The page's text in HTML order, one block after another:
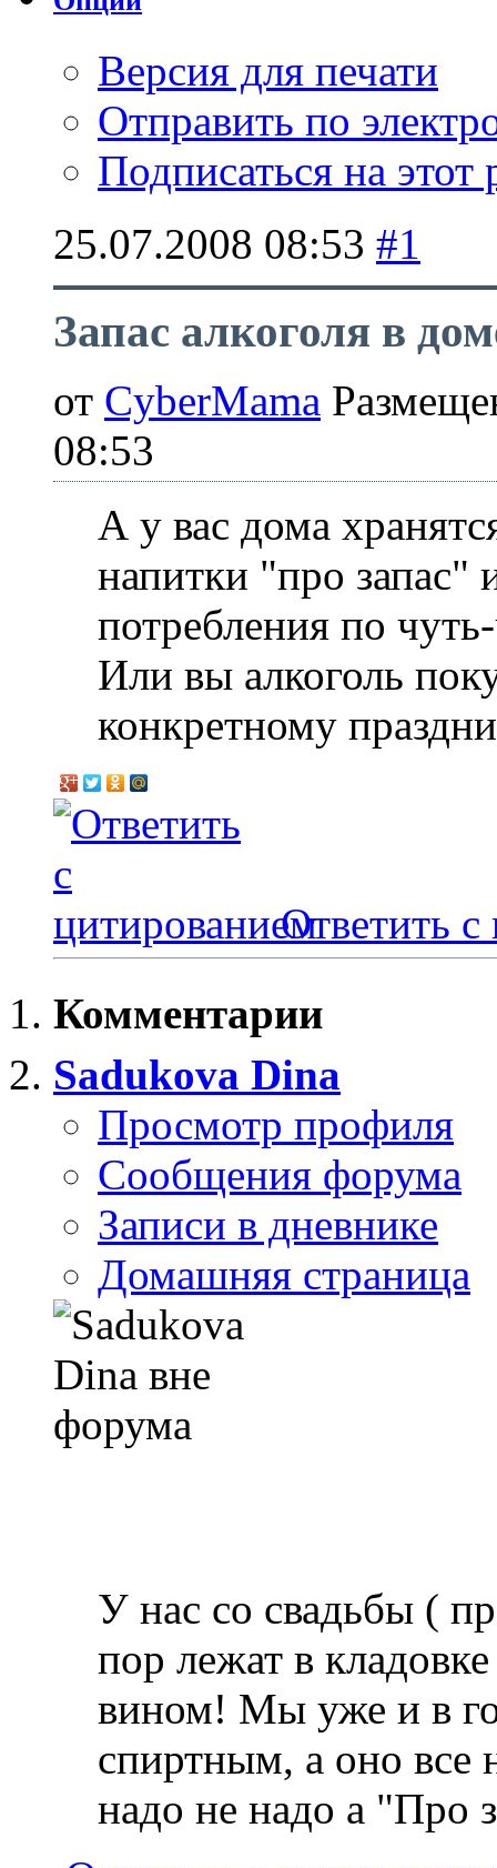
Версия для печати
Отправить по
Подписаться на
25.07.2008 08:53 #1
Запас алкоголя в
от CyberMama
08:53
А у вас дома
напитки "про запас"
потребления по
Или вы алкоголь
конкретному
Ответить с
Комментарии
Sadukova Dina
Просмотр профиля
Сообщения форума
Записи в дневнике
Домашняя страница
У нас со свадьбы (
пор лежат в
вином! Мы уже и в
спиртным, а оно все
надо не надо а "Про